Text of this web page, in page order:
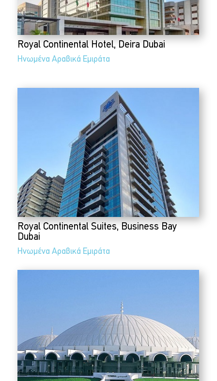
Royal Continental Hotel, Deira Dubai
Ηνωμένα Αραβικά Εμιράτα
Royal Continental Suites, Business Bay
Dubai
Ηνωμένα Αραβικά Εμιράτα